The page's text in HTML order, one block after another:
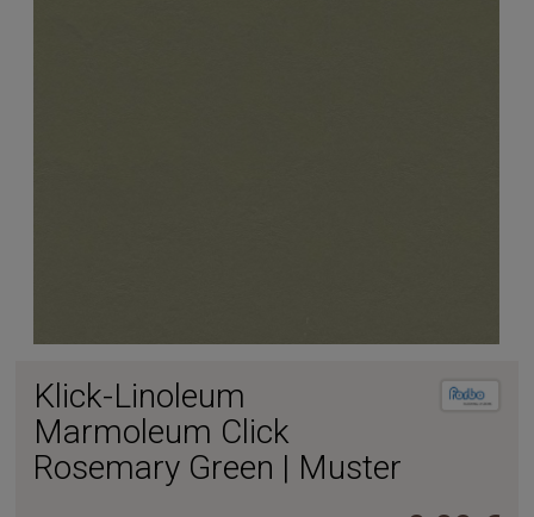
Klick-Linoleum
Marmoleum Click
Rosemary Green | Muster